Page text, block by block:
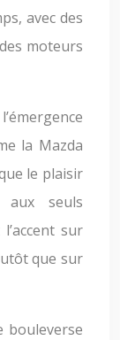
avec des
moteurs
la Mazda
le plaisir
aux seuls
sur
que sur
bouleverse